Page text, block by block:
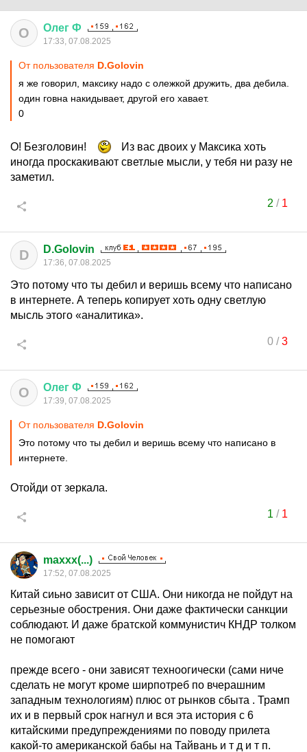
О Олег Ф
17:33, 07.08.2025
От пользователя D.Golovin
я же говорил, максику надо с олежкой дружить, два дебила.
один говна накидывает, другой его хавает.
0
О! Безголовин!
Из вас двоих у Максика хоть
иногда проскакивают светлые мысли, у тебя ни разу не
заметил.
2 / 1
D D.Golovin
17:36, 07.08.2025
Это потому что ты дебил и веришь всему что написано
в интернете. А теперь копирует хоть одну светлую
мысль этого «аналитика».
0/3
О Олег Ф
17:39, 07.08.2025
От пользователя D.Golovin
Это потому что ты дебил и веришь всему что написано в
интернете.
Отойди от зеркала.
1 / 1
maxxx(...)
17:52, 07.08.2025
Китай сиьно зависит от США. Они никогда не пойдут на
серьезные обострения. Они даже фактически санкции
соблюдают. И даже братской коммунистич КНДР толком
не помогают
прежде всего - они зависят техноогически (сами ниче
сделать не могут кроме ширпотреб по вчерашним
западным технологиям) плюс от рынков сбыта . Трамп
их и в первый срок нагнул и вся эта история с 6
китайскими предупреждениями по поводу прилета
какой-то американской бабы на Тайвань и т д и т п.